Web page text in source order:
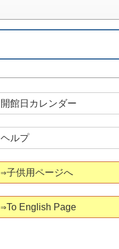
開館日カレンダー
ヘルプ
⇒子供用ページへ
⇒To English Page